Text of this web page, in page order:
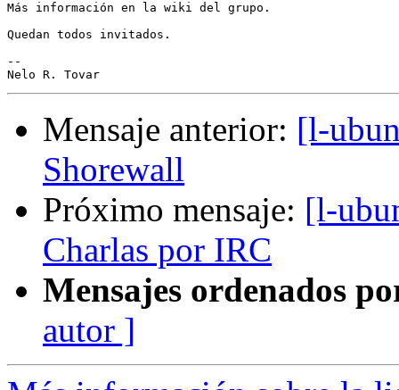
Más información en la wiki del grupo.
Quedan todos invitados.
--
Mensaje anterior: [l-
Shorewall
Próximo mensaje: [l-
Charlas por IRC
Mensajes ordenados
autor ]